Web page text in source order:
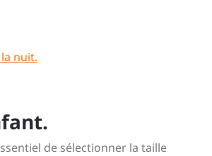
nuit.
de sélectionner la taille